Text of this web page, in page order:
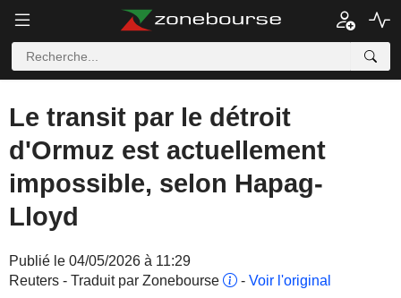
Le transit par le détroit
d'Ormuz est actuellement
impossible, selon Hapag-
Lloyd
Publié le 04/05/2026 à 11:29
Reuters - Traduit par Zonebourse
- Voir l'original